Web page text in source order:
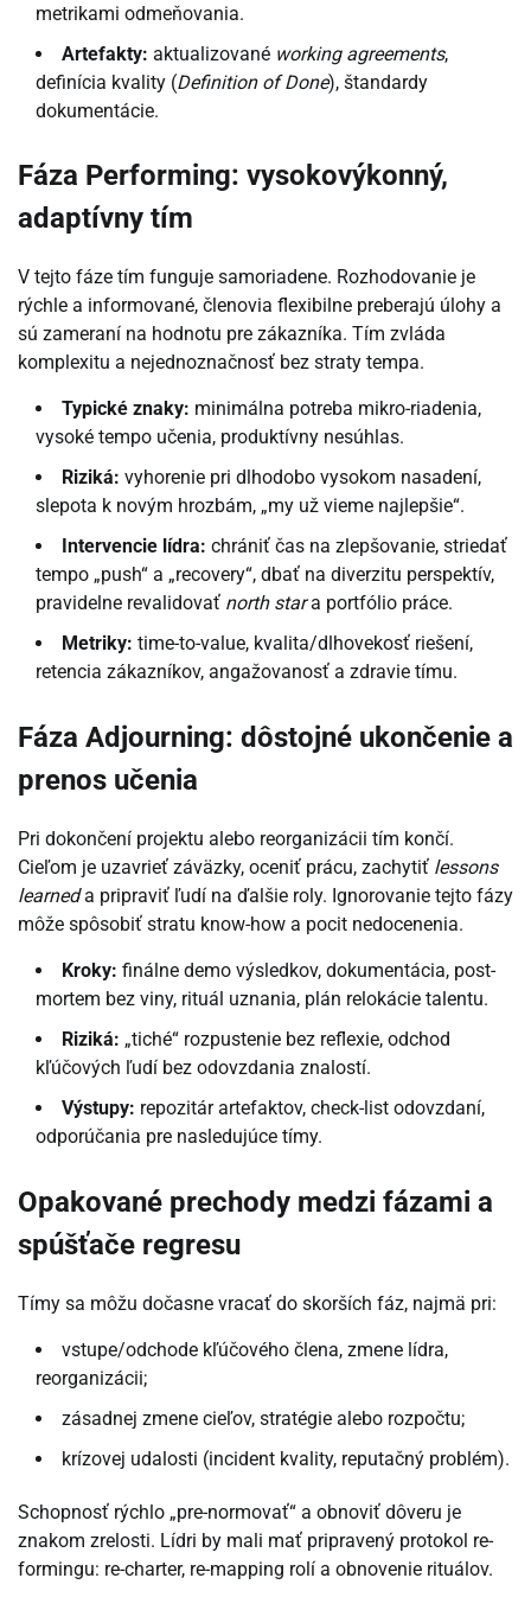
metrikami odmeňovania.
Artefakty: aktualizované working agreements,
definícia kvality (Definition of Done), štandardy
dokumentácie.
Fáza Performing: vysokovýkonný,
adaptívny tím
V tejto fáze tím funguje samoriadene. Rozhodovanie je
rýchle a informované, členovia flexibilne preberajú úlohy a
sú zameraní na hodnotu pre zákazníka. Tím zvláda
komplexitu a nejednoznačnosť bez straty tempa.
Typické znaky: minimálna potreba mikro-riadenia,
vysoké tempo učenia, produktívny nesúhlas.
Riziká: vyhorenie pri dlhodobo vysokom nasadení,
slepota k novým hrozbám, „my už vieme najlepšie“.
Intervencie lídra: chrániť čas na zlepšovanie, striedať
tempo „push“ a „recovery“, dbať na diverzitu perspektív,
pravidelne revalidovať north stara portfólio práce.
Metriky: time-to-value, kvalita/dlhovekosť riešení,
retencia zákazníkov, angažovanosť a zdravie tímu.
Fáza Adjourning: dôstojné ukončenie a
prenos učenia
Pri dokončení projektu alebo reorganizácii tím končí.
Cieľom je uzavrieť záväzky, oceniť prácu, zachytiť lessons
learneda pripraviť ľudí na ďalšie roly. Ignorovanie tejto fázy
môže spôsobiť stratu know-how a pocit nedocenenia.
Kroky: finálne demo výsledkov, dokumentácia, post-
mortem bez viny, rituál uznania, plán relokácie talentu.
Riziká: „tiché“ rozpustenie bez reflexie, odchod
kľúčových ľudí bez odovzdania znalostí.
Výstupy: repozitár artefaktov, check-list odovzdaní,
odporúčania pre nasledujúce tímy.
Opakované prechody medzi fázami a
spúšťače regresu
Tímy sa môžu dočasne vracať do skorších fáz, najmä pri:
vstupe/odchode kľúčového člena, zmene lídra,
reorganizácii;
zásadnej zmene cieľov, stratégie alebo rozpočtu;
krízovej udalosti (incident kvality, reputačný problém).
Schopnosť rýchlo „pre-normovať“ a obnoviť dôveru je
znakom zrelosti. Lídri by mali mať pripravený protokol re-
formingu: re-charter, re-mapping rolí a obnovenie rituálov.